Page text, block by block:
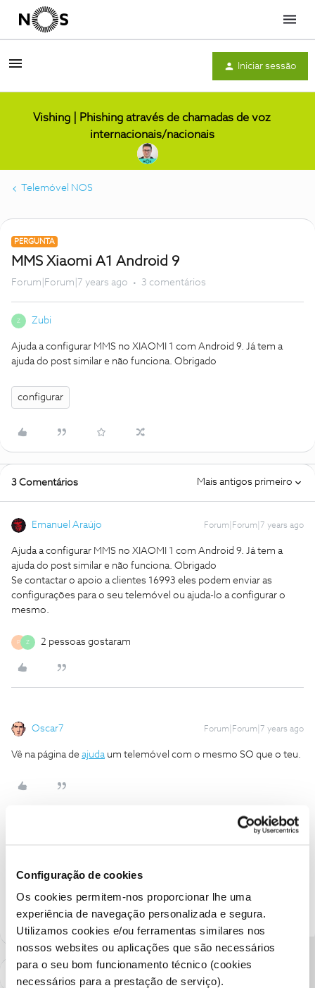
Configuração de cookies
Os cookies permitem-nos proporcionar lhe uma
experiência de navegação personalizada e segura.
Utilizamos cookies e/ou ferramentas similares nos
nossos websites ou aplicações que são necessários
para o seu bom funcionamento técnico (cookies
necessários para a prestação de serviço).
Menu
Iniciar sessão
Vishing | Phishing através de chamadas de voz
internacionais/nacionais
Telemóvel NOS
PERGUNTA
MMS Xiaomi A1 Android 9
Forum|Forum|7 years ago 3 comentários
Z Zubi
Ajuda a configurar MMS no XIAOMI 1 com Android 9. Já tem a
ajuda do post similar e não funciona. Obrigado
configurar
3 Comentários Mais antigos primeiro
Emanuel Araújo Forum|Forum|7 years ago
Ajuda a configurar MMS no XIAOMI 1 com Android 9. Já tem a
ajuda do post similar e não funciona. Obrigado
Se contactar o apoio a clientes 16993 eles podem enviar as
configurações para o seu telemóvel ou ajuda-lo a configurar o
mesmo.
P Z 2 pessoas gostaram
Oscar7 Forum|Forum|7 years ago
Vê na página de ajudaum telemóvel com o mesmo SO que o teu.
1 pessoa gostou